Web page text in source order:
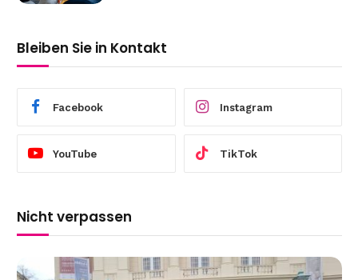
Bleiben Sie in Kontakt
Facebook Instagram
YouTube TikTok
Nicht verpassen